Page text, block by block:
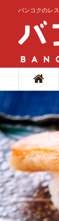
バンコクのレ